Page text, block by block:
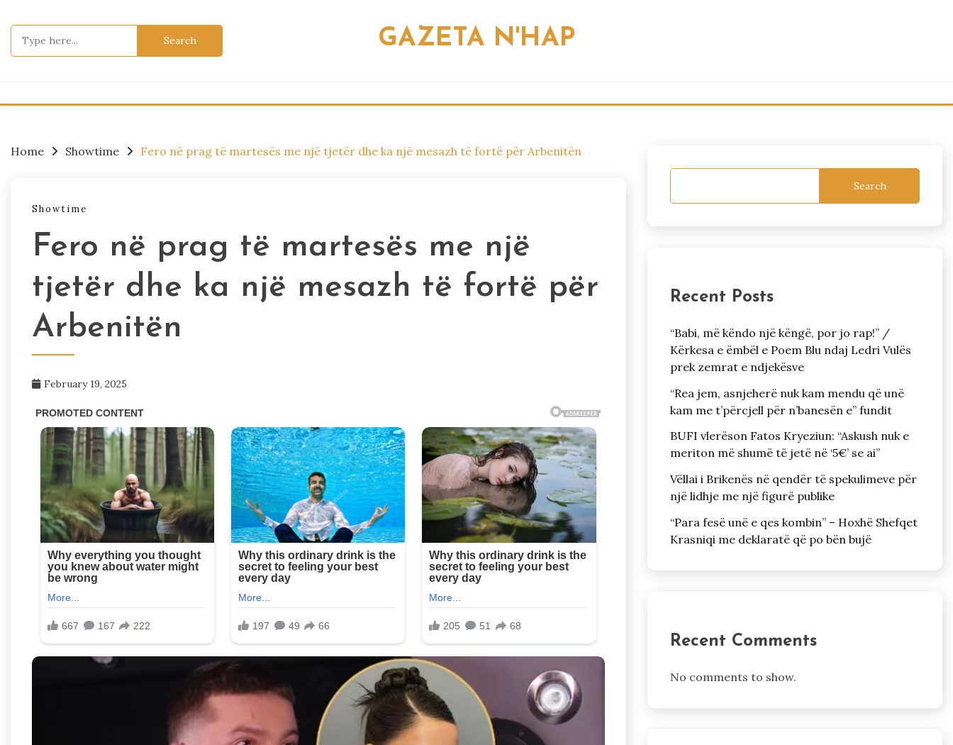
to
content
GAZETA N'HAP
Home Showtime Fero në prag të martesës me një tjetër dhe ka një mesazh të fortë për Arbenitën
Showtime
Fero në prag të martesës me një
tjetër dhe ka një mesazh të fortë për
Arbenitën
February 19, 2025
Search
Recent Posts
“Babi, më këndo një këngë, por jo rap!” /
Kërkesa e ëmbël e Poem Blu ndaj Ledri Vulës
prek zemrat e ndjekësve
“Rea jem, asnjeherë nuk kam mendu që unë
kam me t’përcjell për n’banesën e” fundit
BUFI vlerëson Fatos Kryeziun: “Askush nuk e
meriton më shumë të jetë në ‘5€’ se ai”
Vëllai i Brikenës në qendër të spekulimeve për
një lidhje me një figurë publike
“Para fesë unë e qes kombin” – Hoxhë Shefqet
Krasniqi me deklaratë që po bën bujë
Recent Comments
No comments to show.